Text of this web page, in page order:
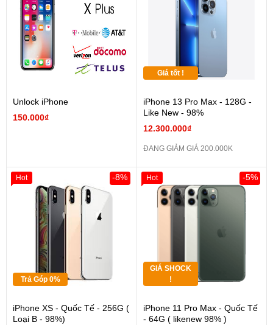
Unlock iPhone
150.000₫
Giá tốt !
iPhone 13 Pro Max - 128G -
Like New - 98%
12.300.000₫
ĐANG GIẢM GIÁ 200.000K
Trả Góp 0%
iPhone XS - Quốc Tế - 256G (
Loại B - 98%)
-8%
Hot
GIÁ SHOCK
!
iPhone 11 Pro Max - Quốc Tế
- 64G ( likenew 98% )
-5%
Hot